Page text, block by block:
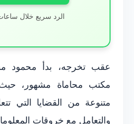
الرد سريع خلال
عقب تخرجه، بدأ محمود
مكتب محاماة مشهور،
متنوعة من القضايا التي
والتعامل مع خروقات